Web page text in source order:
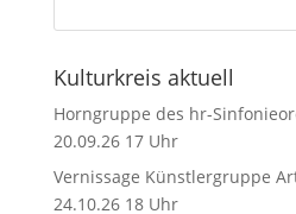
Kulturkreis aktuell
Horngruppe des hr-
20.09.26 17 Uhr
Vernissage Künstlergruppe
24.10.26 18 Uhr